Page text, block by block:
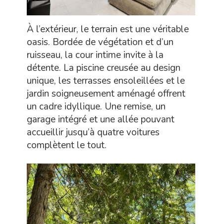
À l’extérieur, le terrain est une véritable
oasis. Bordée de végétation et d’un
ruisseau, la cour intime invite à la
détente. La piscine creusée au design
unique, les terrasses ensoleillées et le
jardin soigneusement aménagé offrent
un cadre idyllique. Une remise, un
garage intégré et une allée pouvant
accueillir jusqu’à quatre voitures
complètent le tout.